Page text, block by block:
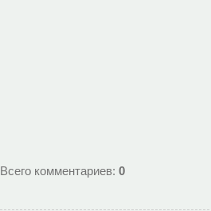
Всего комментариев: 0